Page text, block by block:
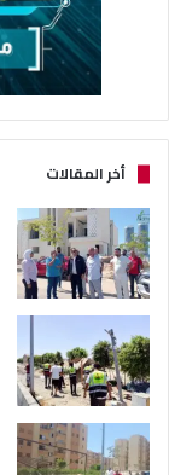
أخر المقالات